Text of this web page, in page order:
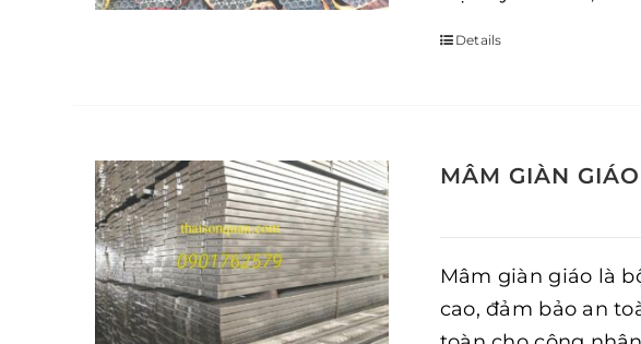
Details
MÂM GIÀN GIÁO
Mâm giàn giáo là
cao, đảm bảo an